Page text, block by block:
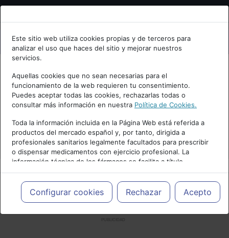
Bienvenid@ a psiquiatria.com
Escribe tu Email
Accede o regístrate con tu email.
Cancelar
Este sitio web utiliza cookies propias y de terceros para
analizar el uso que haces del sitio y mejorar nuestros
servicios.
Aquellas cookies que no sean necesarias para el
funcionamiento de la web requieren tu consentimiento.
Puedes aceptar todas las cookies, rechazarlas todas o
consultar más información en nuestra Política de Cookies.
Toda la información incluida en la Página Web está referida a
productos del mercado español y, por tanto, dirigida a
profesionales sanitarios legalmente facultados para prescribir
o dispensar medicamentos con ejercicio profesional. La
información técnica de los fármacos se facilita a título
meramente informativo, siendo responsabilidad de los
profesionales facultados prescribir medicamentos y decidir, en
cada caso concreto, el tratamiento más adecuado a las
necesidades del paciente.
Configurar cookies Rechazar Acepto